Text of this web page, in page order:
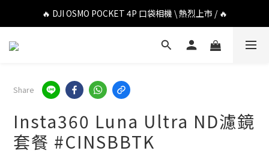
🔥 DJI OSMO POCKET 4P 口袋相機 \ 熱烈上市 / 🔥
🔥 DJI OSMO POCKET 4P 口袋相機 \ 熱烈上市 / 🔥
🔥 Insta360 Luna Ultra 雲台相機 \ 熱烈上市 / 🔥
🔥 DJI OSMO POCKET 4P 口袋相機 \ 熱烈上市 / 🔥
Share
Insta360 Luna Ultra ND濾鏡
套餐 #CINSBBTK